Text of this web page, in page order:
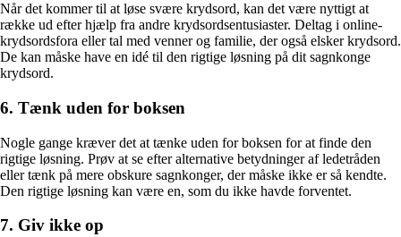
Når det kommer til at løse svære krydsord, kan det være nyttigt at
række ud efter hjælp fra andre krydsordsentusiaster. Deltag i online-
krydsordsfora eller tal med venner og familie, der også elsker krydsord.
De kan måske have en idé til den rigtige løsning på dit sagnkonge
krydsord.
6. Tænk uden for boksen
Nogle gange kræver det at tænke uden for boksen for at finde den
rigtige løsning. Prøv at se efter alternative betydninger af ledetråden
eller tænk på mere obskure sagnkonger, der måske ikke er så kendte.
Den rigtige løsning kan være en, som du ikke havde forventet.
7. Giv ikke op